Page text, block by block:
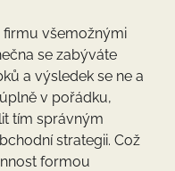
firmu všemožnými
se zabýváte
a výsledek se ne a
v pořádku,
tím správným
strategii. Což
formou